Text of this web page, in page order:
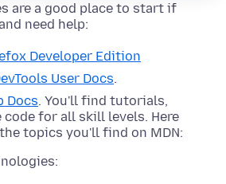
are a good place to start if
need help:
Developer Edition
User Docs.
Docs. You'll find tutorials,
code for all skill levels. Here
topics you'll find on MDN: